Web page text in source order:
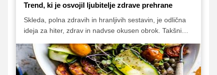
Trend, ki je osvojil ljubitelje zdrave prehrane
Skleda, polna zdravih in hranljivih sestavin, je odlična
ideja za hiter, zdrav in nadvse okusen obrok. Takšnim
"Budah bowl" (Budina skleda) in so pravi prehranski hit
med ljubitelji zdrave prehrane. Ime naj bi dobile po
zaobljenem Budinem trebuhu, sestavljene pa so iz